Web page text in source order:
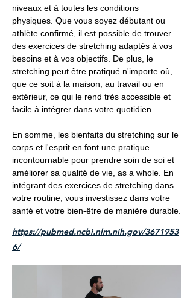
niveaux et à toutes les conditions
physiques. Que vous soyez débutant ou
athlète confirmé, il est possible de trouver
des exercices de stretching adaptés à vos
besoins et à vos objectifs. De plus, le
stretching peut être pratiqué n'importe où,
que ce soit à la maison, au travail ou en
extérieur, ce qui le rend très accessible et
facile à intégrer dans votre quotidien.
En somme, les bienfaits du stretching sur le
corps et l'esprit en font une pratique
incontournable pour prendre soin de soi et
améliorer sa qualité de vie, as a whole. En
intégrant des exercices de stretching dans
votre routine, vous investissez dans votre
santé et votre bien-être de manière durable.
https://pubmed.ncbi.nlm.nih.gov/3671953
6/